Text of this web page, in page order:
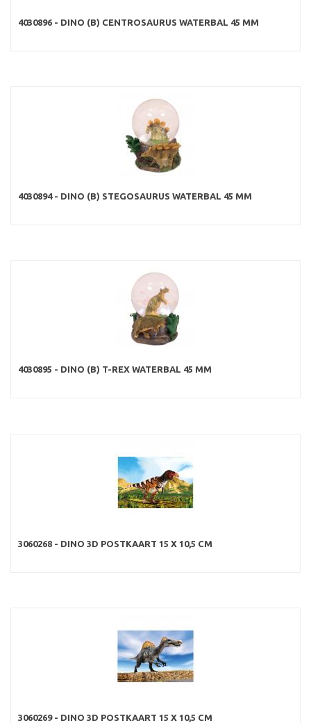
4030896 - DINO (B) CENTROSAURUS WATERBAL 45 MM
4030894 - DINO (B) STEGOSAURUS WATERBAL 45 MM
4030895 - DINO (B) T-REX WATERBAL 45 MM
3060268 - DINO 3D POSTKAART 15 X 10,5 CM
3060269 - DINO 3D POSTKAART 15 X 10,5 CM